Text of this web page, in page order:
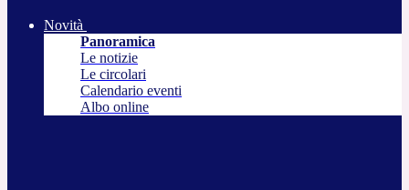
Novità
Panoramica
Le notizie
Le circolari
Calendario eventi
Albo online